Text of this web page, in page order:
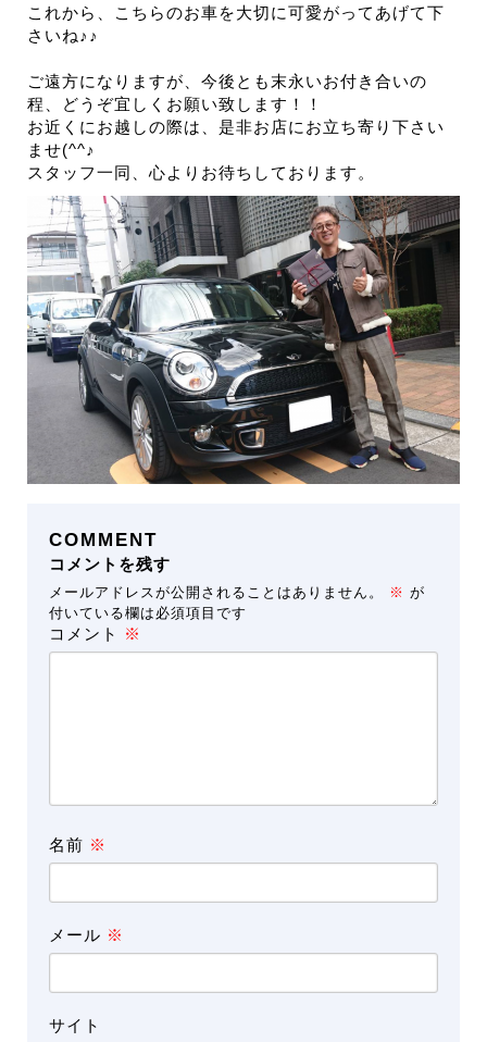
これから、こちらのお車を大切に可愛がってあげて下
さいね♪♪
ご遠方になりますが、今後とも末永いお付き合いの
程、どうぞ宜しくお願い致します！！
お近くにお越しの際は、是非お店にお立ち寄り下さい
ませ(^^♪
スタッフ一同、心よりお待ちしております。
COMMENT
コメントを残す
メールアドレスが公開されることはありません。 ※ が
付いている欄は必須項目です
コメント ※
名前 ※
メール ※
サイト